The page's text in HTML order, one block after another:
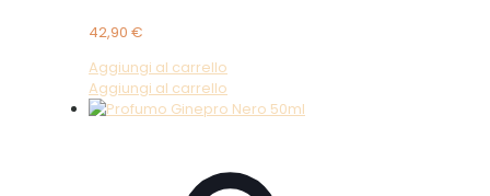
42,90 €
Aggiungi al carrello
Aggiungi al carrello